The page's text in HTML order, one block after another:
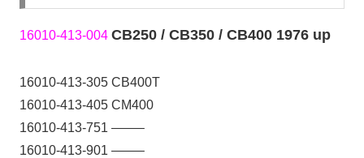
16010-413-004 CB250 / CB350 / CB400 1976 up
16010-413-305 CB400T
16010-413-405 CM400
16010-413-751 ——–
16010-413-901 ——–